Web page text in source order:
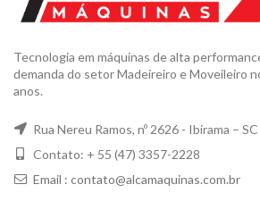
Tecnologia em máquinas de alta
demanda do setor Madeireiro e Moveileiro
anos.
Rua Nereu Ramos, nº 2626 - Ibirama – SC
Contato: + 55 (47) 3357-2228
Email : contato@alcamaquinas.com.br